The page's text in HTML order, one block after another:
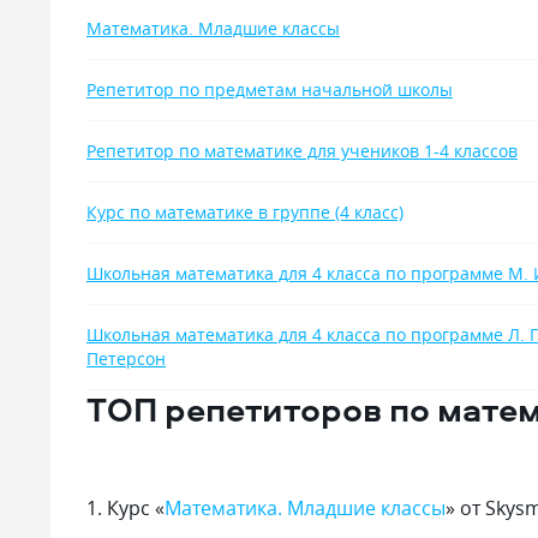
без
здесь дают
превыше
а не просто
Математика. Младшие классы
Репетитор по предметам начальной школы
Репетитор по математике для учеников 1-4 классов
Курс по математике в группе (4 класс)
Школьная математика для 4 класса по программе
Школьная математика для 4 класса по программе Л.
Петерсон
ТОП репетиторов по
1. Курс «Математика. Младшие классы» от